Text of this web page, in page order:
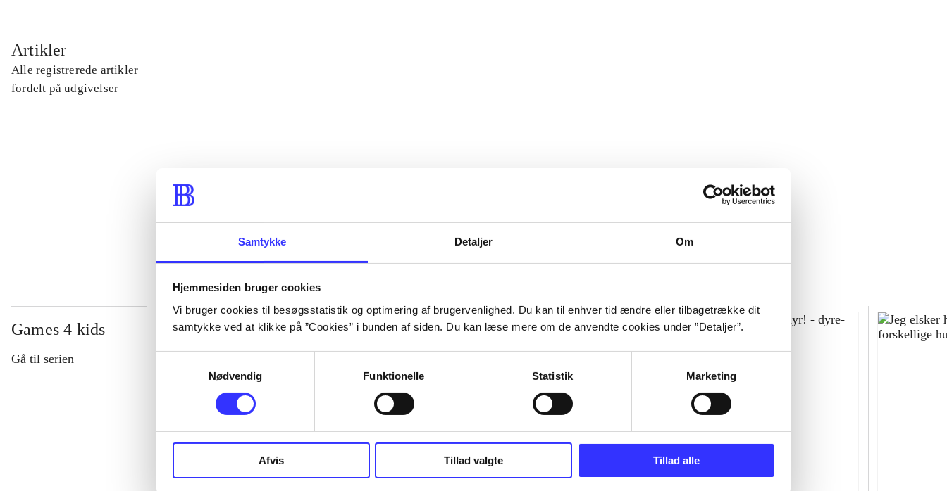
Samtykke Detaljer Om
Hjemmesiden bruger cookies
Vi bruger cookies til besøgsstatistik og optimering af brugervenlighed. Du kan til enhver tid ændre eller tilbagetrække dit
samtykke ved at klikke på ”Cookies” i bunden af siden. Du kan læse mere om de anvendte cookies under ”Detaljer”.
Nødvendig
Funktionelle Statistik Marketing
Afvis Tillad valgte Tillad alle
Artikler
Alle registrerede artikler
fordelt på udgivelser
...
Games 4 kids
Gå til serien